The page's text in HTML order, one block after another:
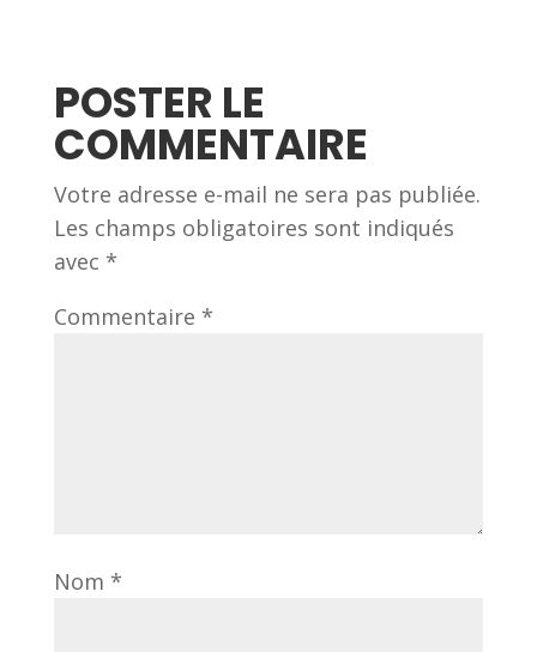
POSTER LE
COMMENTAIRE
Votre adresse e-mail ne sera pas publiée.
Les champs obligatoires sont indiqués
avec *
Commentaire *
Nom *